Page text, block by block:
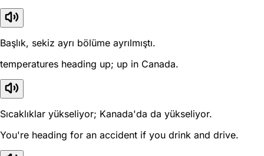
Başlık, sekiz ayrı bölüme ayrılmıştı.
temperatures heading up; up in Canada.
Sıcaklıklar yükseliyor; Kanada'da da yükseliyor.
You're heading for an accident if you drink and drive.